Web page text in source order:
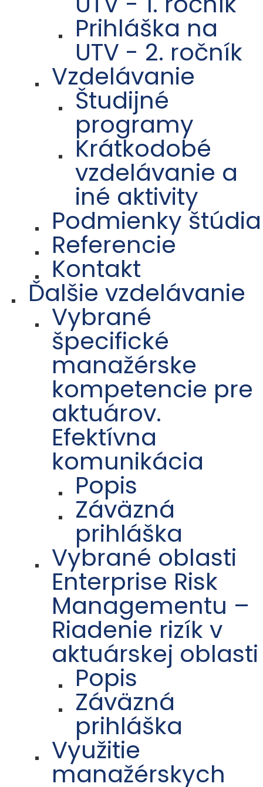
Prihláška na
UTV - 2. ročník
Vzdelávanie
Študijné
programy
Krátkodobé
vzdelávanie a
iné aktivity
Podmienky štúdia
Referencie
Kontakt
Ďalšie vzdelávanie
Vybrané
špecifické
manažérske
kompetencie pre
aktuárov.
Efektívna
komunikácia
Popis
Záväzná
prihláška
Vybrané oblasti
Enterprise Risk
Managementu –
Riadenie rizík v
aktuárskej oblasti
Popis
Záväzná
prihláška
Využitie
manažérskych